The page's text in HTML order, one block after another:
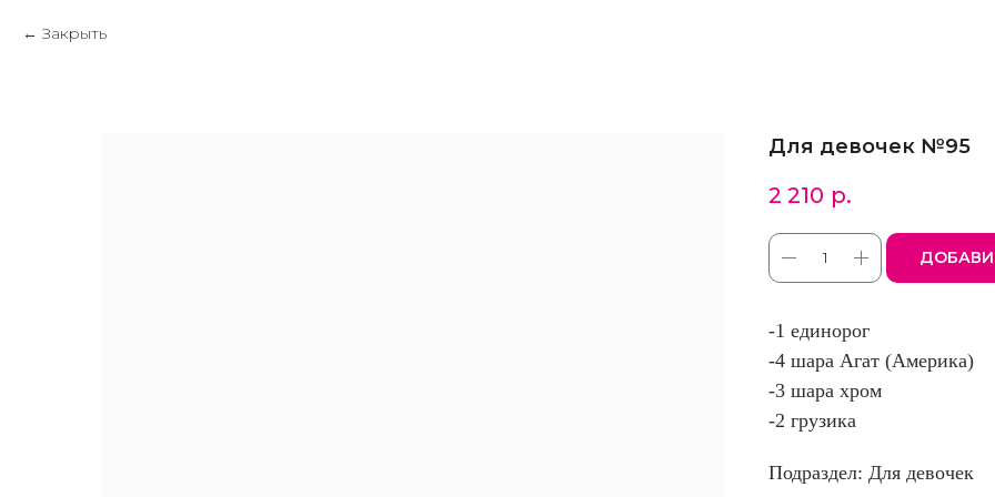
Закрыть
Для девочек №95
2 210 р.
-1 единорог
-4 шара Агат (Америка)
-3 шара хром
-2 грузика
Подраздел: Для девочек